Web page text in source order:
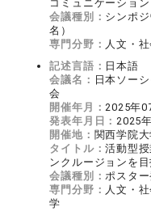
コミュニケーション
会議種別： シンポ
名）
専門分野： 人文・
記述言語： 日本語
会議名： 日本ソー
会
開催年月：2025年
発表年月日：2025
開催地： 関西学院
タイトル：活動型
ンクルージョンを
会議種別：ポスタ
専門分野： 人文・
学